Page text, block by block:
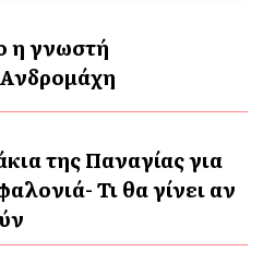
η γνωστή
της Παναγίας για
Τι θα γίνει αν